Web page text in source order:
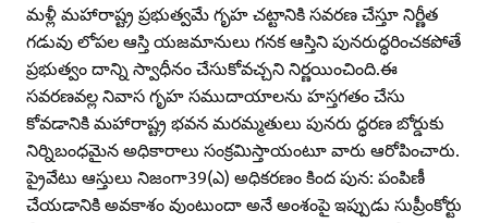
మళ్లీ మహారాష్ట్ర ప్రభుత్వమే గృహ చట్టానికి సవరణ చేస్తూ నిర్ణీత
గడువు లోపల ఆస్తి యజమానులు గనక ఆస్తిని పునరుద్ధరించకపోతే
ప్రభుత్వం దాన్ని స్వాధీనం చేసుకోవచ్చని నిర్ణయించింది.ఈ
సవరణవల్ల నివాస గృహ సముదాయాలను హస్తగతం చేసు
కోవడానికి మహారాష్ట్ర భవన మరమ్మతులు పునరు ద్ధరణ బోర్డుకు
నిర్నిబంధమైన అధికారాలు సంక్రమిస్తాయంటూ వారు ఆరోపించారు.
ప్రైవేటు ఆస్తులు నిజంగా39(ఎ) అధికరణం కింద పున: పంపిణీ
చేయడానికి అవకాశం వుంటుందా అనే అంశంపై ఇప్పుడు సుప్రీంకోర్టు